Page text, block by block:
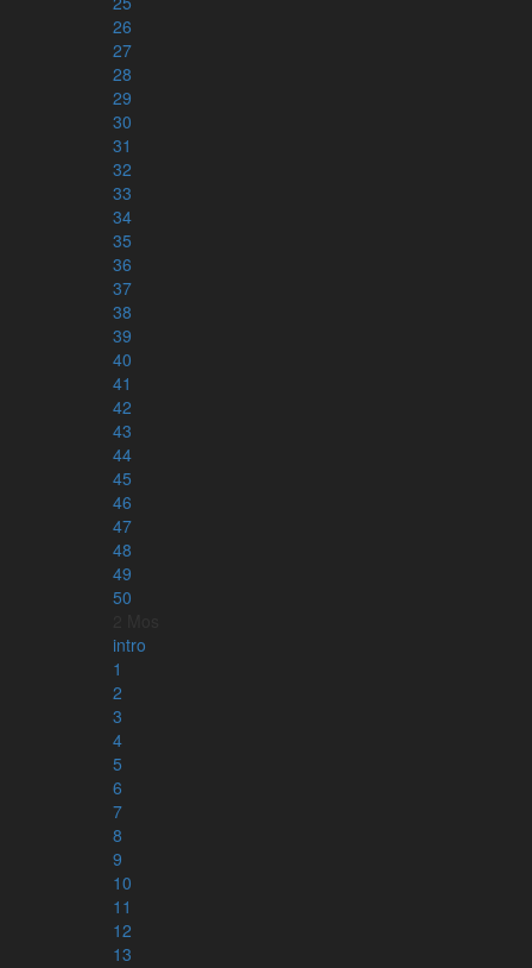
26
27
28
29
30
31
32
33
34
35
36
37
38
39
40
41
42
43
44
45
46
47
48
49
50
intro
1
2
3
4
5
6
7
8
9
10
11
12
13
Lukasevangeliet
Johannesevangeliet & tre brev
Romarbrevet
Apostlagärningarna
Psaltaren
Kyrkoåret – alla tre årgångar
Bibelläsningsplaner
Läsplaner – bibelnpåettår.se
Läsplaner via e-post – minbibelplan.se
Kyrkoåret – kyrkoaretstexter.se
Torah och haftarah texter
Läs mer om appen